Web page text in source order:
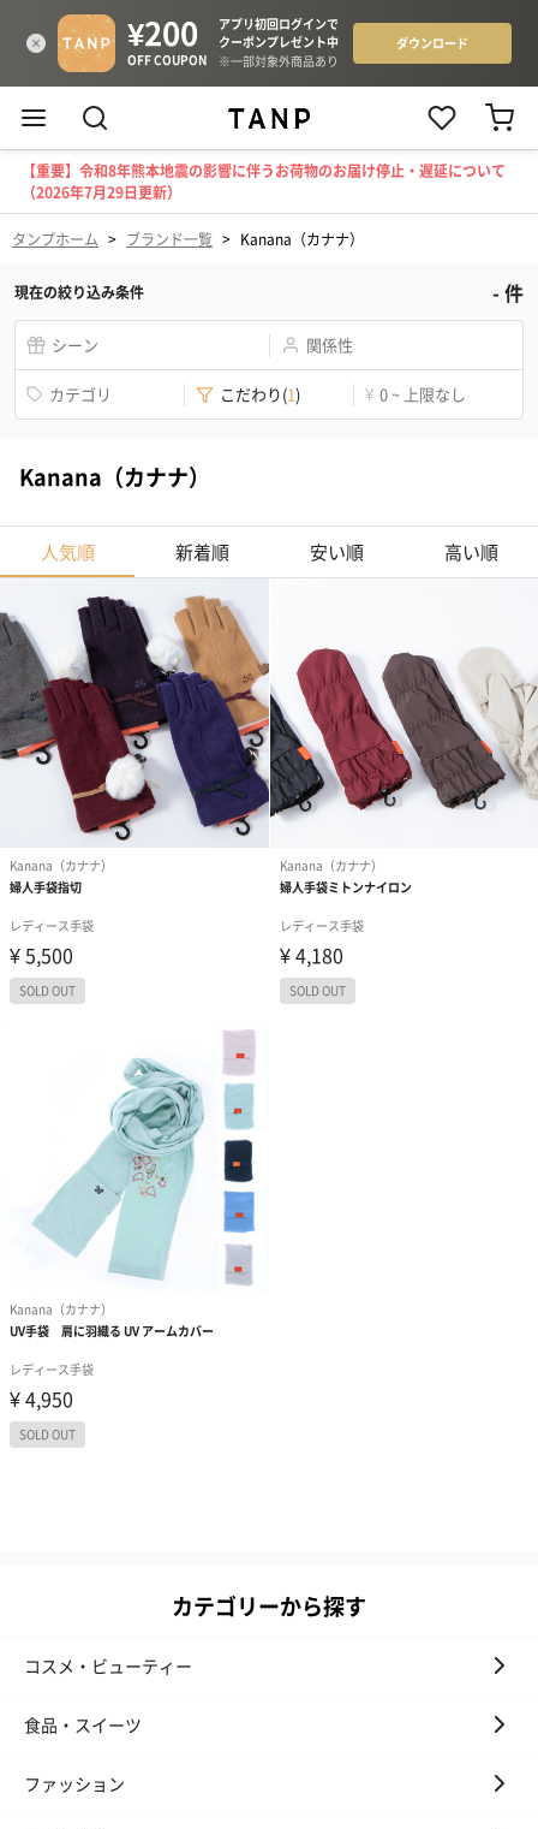
【重要】令和8年熊本地震の影響に伴うお荷物のお届け停止・遅延について
（2026年7月29日更新）
タンプホーム > ブランド一覧 > Kanana（カナナ）
現在の絞り込み条件 -件
シーン 関係性
カテゴリ こだわり(1) ¥ 0 ~ 上限なし
Kanana（カナナ）
人気順 新着順 安い順 高い順
カテゴリーから探す
コスメ・ビューティー
食品・スイーツ
ファッション